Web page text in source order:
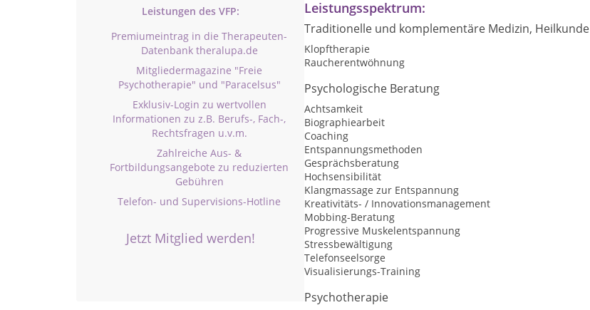
Leistungen des VFP:
Premiumeintrag in die Therapeuten-
Datenbank theralupa.de
Mitgliedermagazine "Freie
Psychotherapie" und "Paracelsus"
Exklusiv-Login zu wertvollen
Informationen zu z.B. Berufs-, Fach-,
Rechtsfragen u.v.m.
Zahlreiche Aus- &
Fortbildungsangebote zu reduzierten
Gebühren
Telefon- und Supervisions-Hotline
Jetzt Mitglied werden!
Leistungsspektrum:
Traditionelle und komplementäre Medizin, Heilkunde
Klopftherapie
Raucherentwöhnung
Psychologische Beratung
Achtsamkeit
Biographiearbeit
Coaching
Entspannungsmethoden
Gesprächsberatung
Hochsensibilität
Klangmassage zur Entspannung
Kreativitäts- / Innovationsmanagement
Mobbing-Beratung
Progressive Muskelentspannung
Stressbewältigung
Telefonseelsorge
Visualisierungs-Training
Psychotherapie